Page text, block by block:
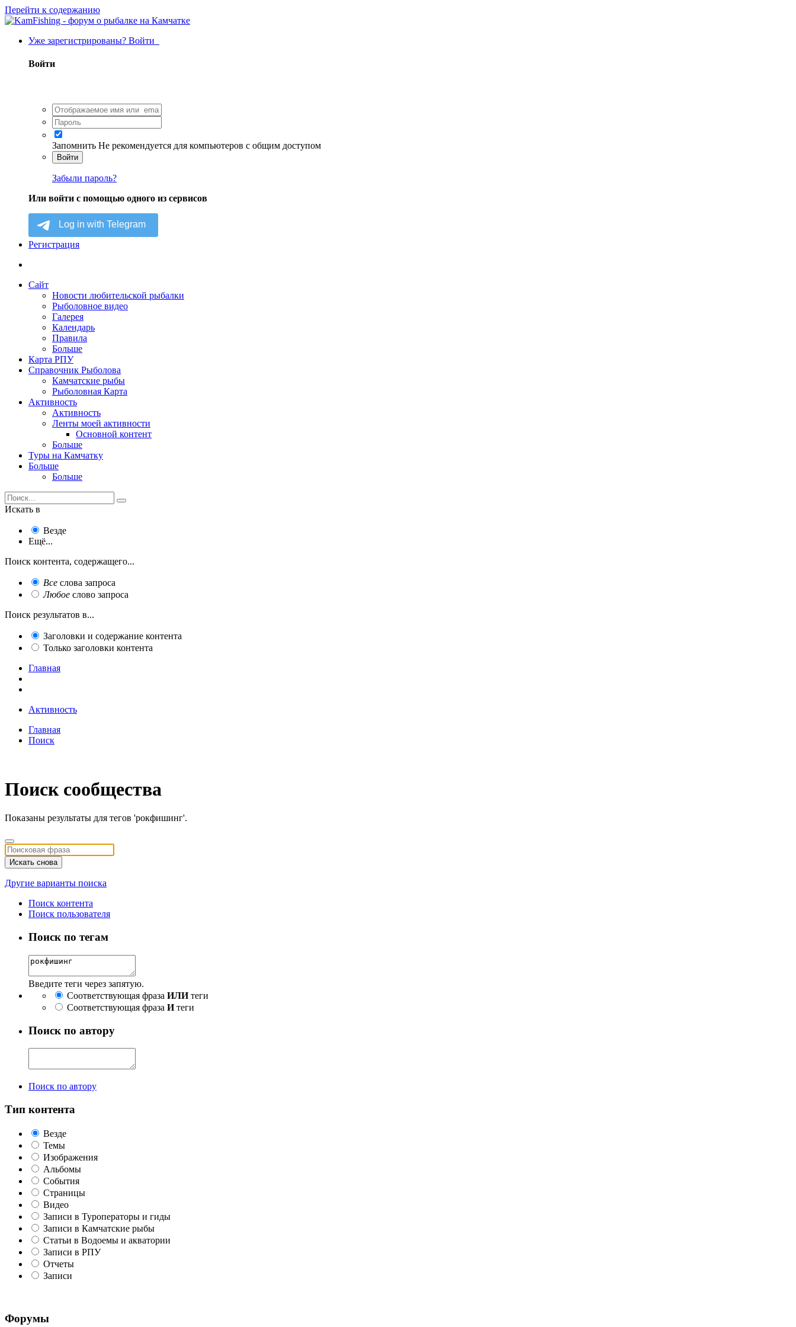
Перейти к содержанию
Уже зарегистрированы? Войти
Войти
Запомнить Не рекомендуется для компьютеров с общим доступом
Войти
Забыли пароль?
Или войти с помощью одного из сервисов
Регистрация
Сайт
Новости любительской рыбалки
Рыболовное видео
Галерея
Календарь
Правила
Больше
Карта РПУ
Справочник Рыболова
Камчатские рыбы
Рыболовная Карта
Активность
Активность
Ленты моей активности
Основной контент
Больше
Туры на Камчатку
Больше
Больше
Искать в
Везде
Ещё...
Поиск контента, содержащего...
Все слова запроса
Любое слово запроса
Поиск результатов в...
Заголовки и содержание контента
Только заголовки контента
Главная
Активность
Главная
Поиск
Поиск сообщества
Показаны результаты для тегов 'рокфишинг'.
Искать снова
Другие варианты поиска
Поиск контента
Поиск пользователя
Поиск по тегам
Введите теги через запятую.
Соответствующая фраза ИЛИтеги
Соответствующая фраза Итеги
Поиск по автору
Поиск по автору
Тип контента
Везде
Темы
Изображения
Альбомы
События
Страницы
Видео
Записи в Туроператоры и гиды
Записи в Камчатские рыбы
Статьи в Водоемы и акватории
Записи в РПУ
Отчеты
Записи
Форумы